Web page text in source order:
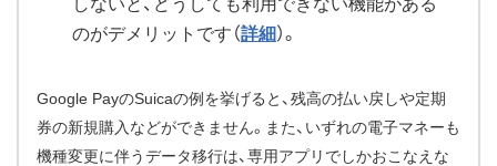
のがデメリットです（詳細 ）。
Google PayのSuicaの例を挙げると、残高の払い戻しや定期
券の新規購入などができません。また、いずれの電子マネーも
機種変更に伴うデータ移行は、専用アプリでしかおこなえな